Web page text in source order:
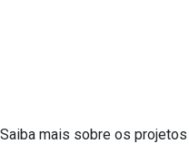
Saiba mais sobre os